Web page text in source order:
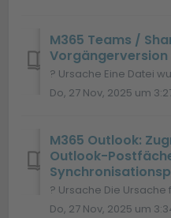
M365 Teams /
Do, 27 Nov, 2025 um
M365 Outlook:
Outlook-
Do, 27 Nov, 2025 um